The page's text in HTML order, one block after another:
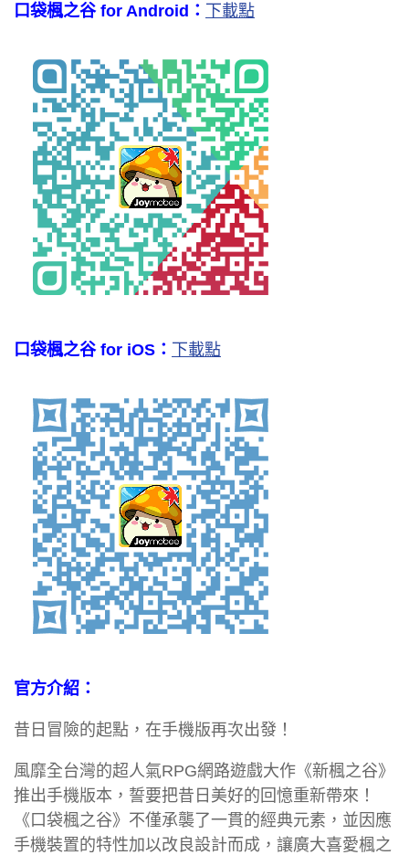
口袋楓之谷 for Android： 下載點
口袋楓之谷 for iOS： 下載點
官方介紹：
昔日冒險的起點，在手機版再次出發！
風靡全台灣的超人氣RPG網路遊戲大作《新楓之谷》
推出手機版本，誓要把昔日美好的回憶重新帶來！
《口袋楓之谷》不僅承襲了一貫的經典元素，並因應
手機裝置的特性加以改良設計而成，讓廣大喜愛楓之